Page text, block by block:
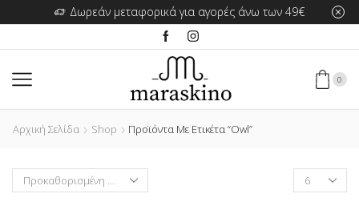
Δωρεάν μεταφορικά για αγορές άνω των 49€
0
Αρχική Σελίδα Shop Προϊόντα Με Ετικέτα “Owl”
Products
per